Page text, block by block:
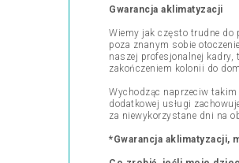
Gwarancja aklimatyzacji
Wiemy jak często trudne do
poza znanym sobie
naszej profesjonalnej kadry,
zakończeniem kolonii do
Wychodząc naprzeciw
dodatkowej usługi
za niewykorzystane dni na
*Gwarancja aklimatyzacji,